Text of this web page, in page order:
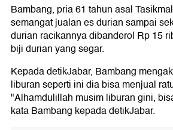
Bambang, pria 61 tahun asal
semangat jualan es durian sampai
durian racikannya dibanderol Rp 15
biji durian yang segar.
Kepada detikJabar, Bambang
liburan seperti ini dia bisa menjual
"Alhamdulillah musim liburan gini,
kata Bambang kepada detikJabar.